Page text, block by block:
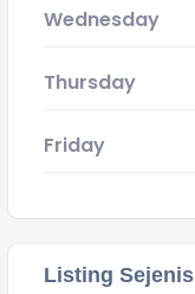
Wednesday
Thursday
Friday
Listing Sejenis